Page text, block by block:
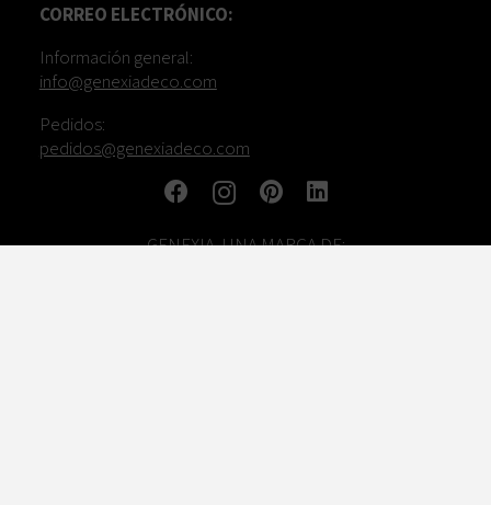
CORREO ELECTRÓNICO:
Información general:
info@genexiadeco.com
Pedidos:
pedidos@genexiadeco.com
GENEXIA, UNA MARCA DE: